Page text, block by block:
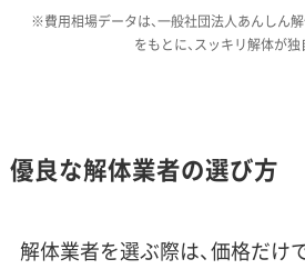
地区」の解体需要
力に進めており、対象地区で
※費用相場データは、一般社団法人あんしん
をもとに、スッキリ解体が独
優良な解体業者の選び方
解体業者を選ぶ際は、価格だけ